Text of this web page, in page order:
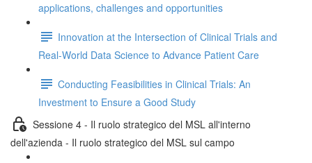
applications, challenges and opportunities
Innovation at the Intersection of Clinical Trials and
Real-World Data Science to Advance Patient Care
Conducting Feasibilities in Clinical Trials: An
Investment to Ensure a Good Study
Sessione 4 - Il ruolo strategico del MSL all'interno
dell'azienda - Il ruolo strategico del MSL sul campo